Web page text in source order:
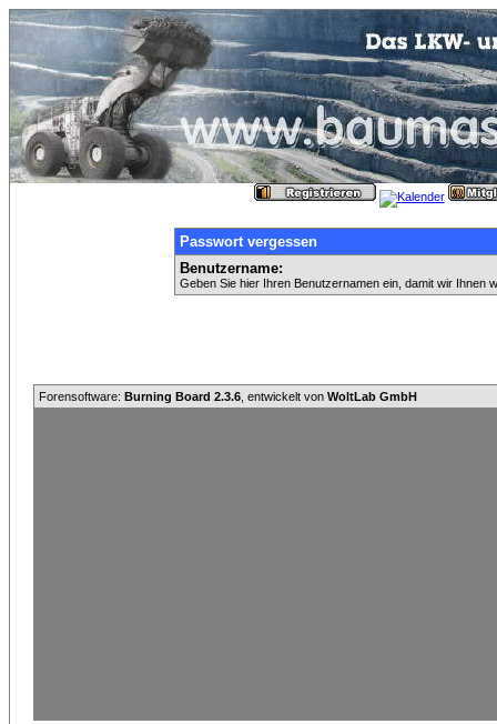
Passwort vergessen
Benutzername:
Geben Sie hier Ihren Benutzernamen ein, damit wir Ihnen
Forensoftware: Burning Board 2.3.6 , entwickelt von WoltLab GmbH